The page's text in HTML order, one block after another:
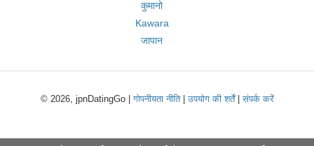
कुमानो
Kawara
जापान
© 2026, jpnDatingGo |गोपनीयता नीति|उपयोग की शर्तें|संपर्क करें